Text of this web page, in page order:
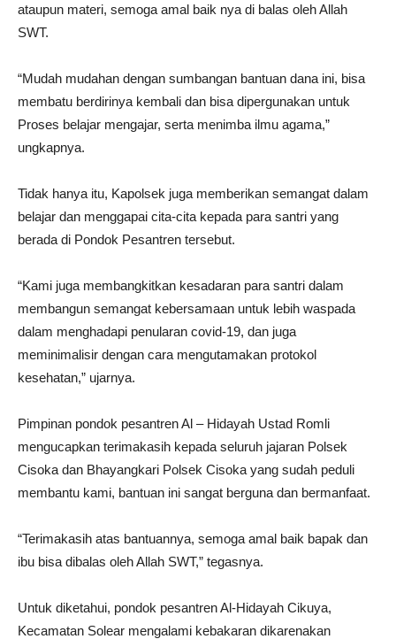
ataupun materi, semoga amal baik nya di balas oleh Allah
SWT.
“Mudah mudahan dengan sumbangan bantuan dana ini, bisa
membatu berdirinya kembali dan bisa dipergunakan untuk
Proses belajar mengajar, serta menimba ilmu agama,”
ungkapnya.
Tidak hanya itu, Kapolsek juga memberikan semangat dalam
belajar dan menggapai cita-cita kepada para santri yang
berada di Pondok Pesantren tersebut.
“Kami juga membangkitkan kesadaran para santri dalam
membangun semangat kebersamaan untuk lebih waspada
dalam menghadapi penularan covid-19, dan juga
meminimalisir dengan cara mengutamakan protokol
kesehatan,” ujarnya.
Pimpinan pondok pesantren Al – Hidayah Ustad Romli
mengucapkan terimakasih kepada seluruh jajaran Polsek
Cisoka dan Bhayangkari Polsek Cisoka yang sudah peduli
membantu kami, bantuan ini sangat berguna dan bermanfaat.
“Terimakasih atas bantuannya, semoga amal baik bapak dan
ibu bisa dibalas oleh Allah SWT,” tegasnya.
Untuk diketahui, pondok pesantren Al-Hidayah Cikuya,
Kecamatan Solear mengalami kebakaran dikarenakan